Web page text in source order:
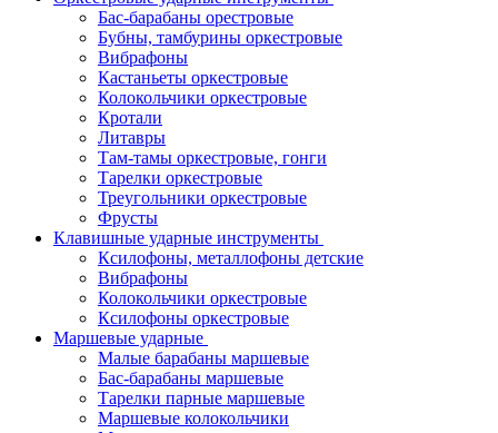
Бас-барабаны орестровые
Бубны, тамбурины оркестровые
Вибрафоны
Кастаньеты оркестровые
Колокольчики оркестровые
Кротали
Литавры
Там-тамы оркестровые, гонги
Тарелки оркестровые
Треугольники оркестровые
Фрусты
Клавишные ударные инструменты
Ксилофоны, металлофоны детские
Вибрафоны
Колокольчики оркестровые
Ксилофоны оркестровые
Маршевые ударные
Малые барабаны маршевые
Бас-барабаны маршевые
Тарелки парные маршевые
Маршевые колокольчики